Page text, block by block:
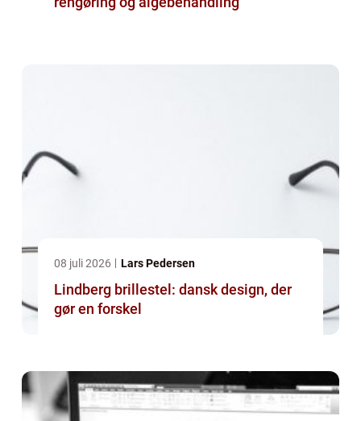
08 juli 2026 Lars Pedersen
Lindberg brillestel: dansk design, der
gør en forskel